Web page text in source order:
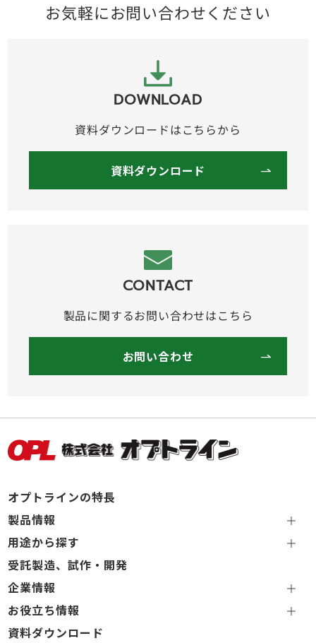
お気軽にお問い合わせください
DOWNLOAD
資料ダウンロードはこちらから
資料ダウンロード
CONTACT
製品に関するお問い合わせはこちら
お問い合わせ
オプトラインの特長
製品情報
用途から探す
受託製造、試作・開発
企業情報
お役立ち情報
資料ダウンロード